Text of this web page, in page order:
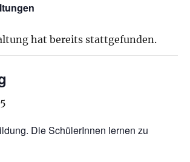
hat bereits stattgefunden.
Die SchülerInnen lernen zu